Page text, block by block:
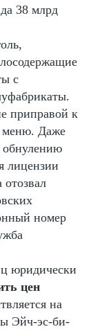
38 млрд
с
приправой к
меню. Даже
обнулению
лицензии
отозвал
номер
юридически
цен
на
Эйч-эс-би-